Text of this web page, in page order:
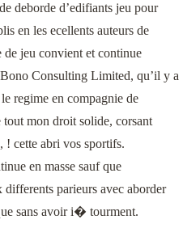
deborde d’edifiants jeu pour
en les ecellents auteurs de
jeu convient et continue
Consulting Limited, qu’il y a
regime en compagnie de
mon droit solide, corsant
! cette abri vos sportifs.
en masse sauf que
parieurs avec aborder
sans avoir i� tourment.